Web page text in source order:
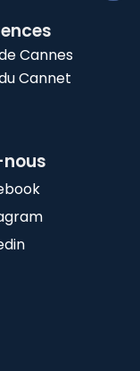
Cannes
Cannet